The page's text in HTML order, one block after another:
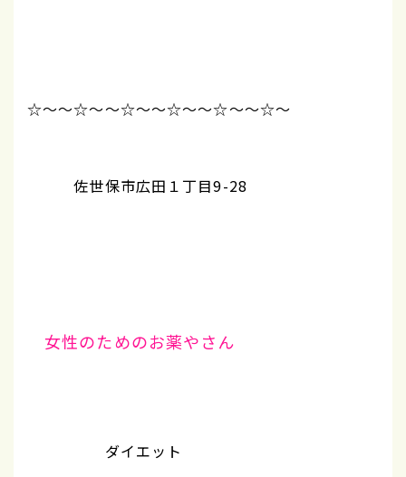
☆～～☆～～☆～～☆～～☆～～☆～
佐世保市広田１丁目9-28
女性のためのお薬やさん
ダイエット